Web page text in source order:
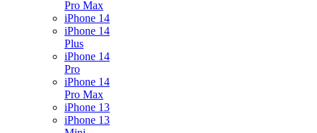
Pro Max
iPhone 14
iPhone 14
Plus
iPhone 14
Pro
iPhone 14
Pro Max
iPhone 13
iPhone 13